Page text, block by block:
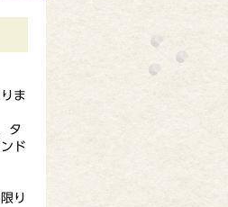
ま
タ
ド
り